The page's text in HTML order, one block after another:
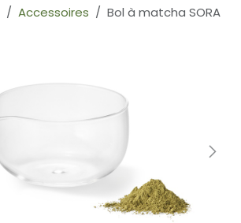
Accessoires Bol à matcha SORA